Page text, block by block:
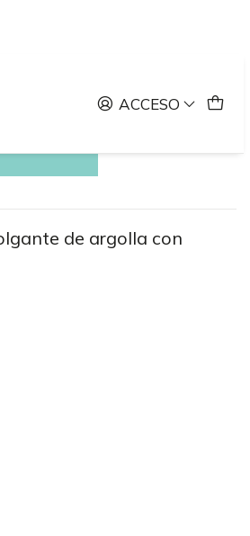
ACCESO
de argolla con